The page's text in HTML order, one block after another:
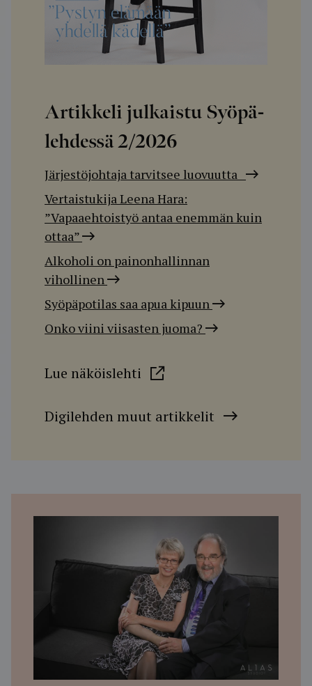
Artikkeli julkaistu Syöpä-
lehdessä2/2026
Järjestöjohtaja tarvitsee luovuutta
Vertaistukija Leena Hara:
”Vapaaehtoistyö antaa enemmän kuin
ottaa”
Alkoholi on painonhallinnan
vihollinen
Syöpäpotilas saa apua kipuun
Onko viini viisasten juoma?
Lue näköislehti
Digilehden muut artikkelit